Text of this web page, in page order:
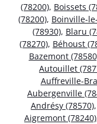
(78200), Boissets
(78200), Boinville-
(78930), Blaru
(78270), Béhoust
Bazemont
Autouillet
Auffreville-
Aubergenville
Andrésy (78570),
Aigremont (78240)